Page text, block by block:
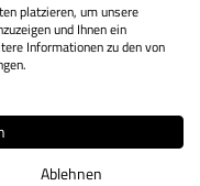
platzieren, um unsere
und Ihnen ein
Informationen zu den von
Ablehnen